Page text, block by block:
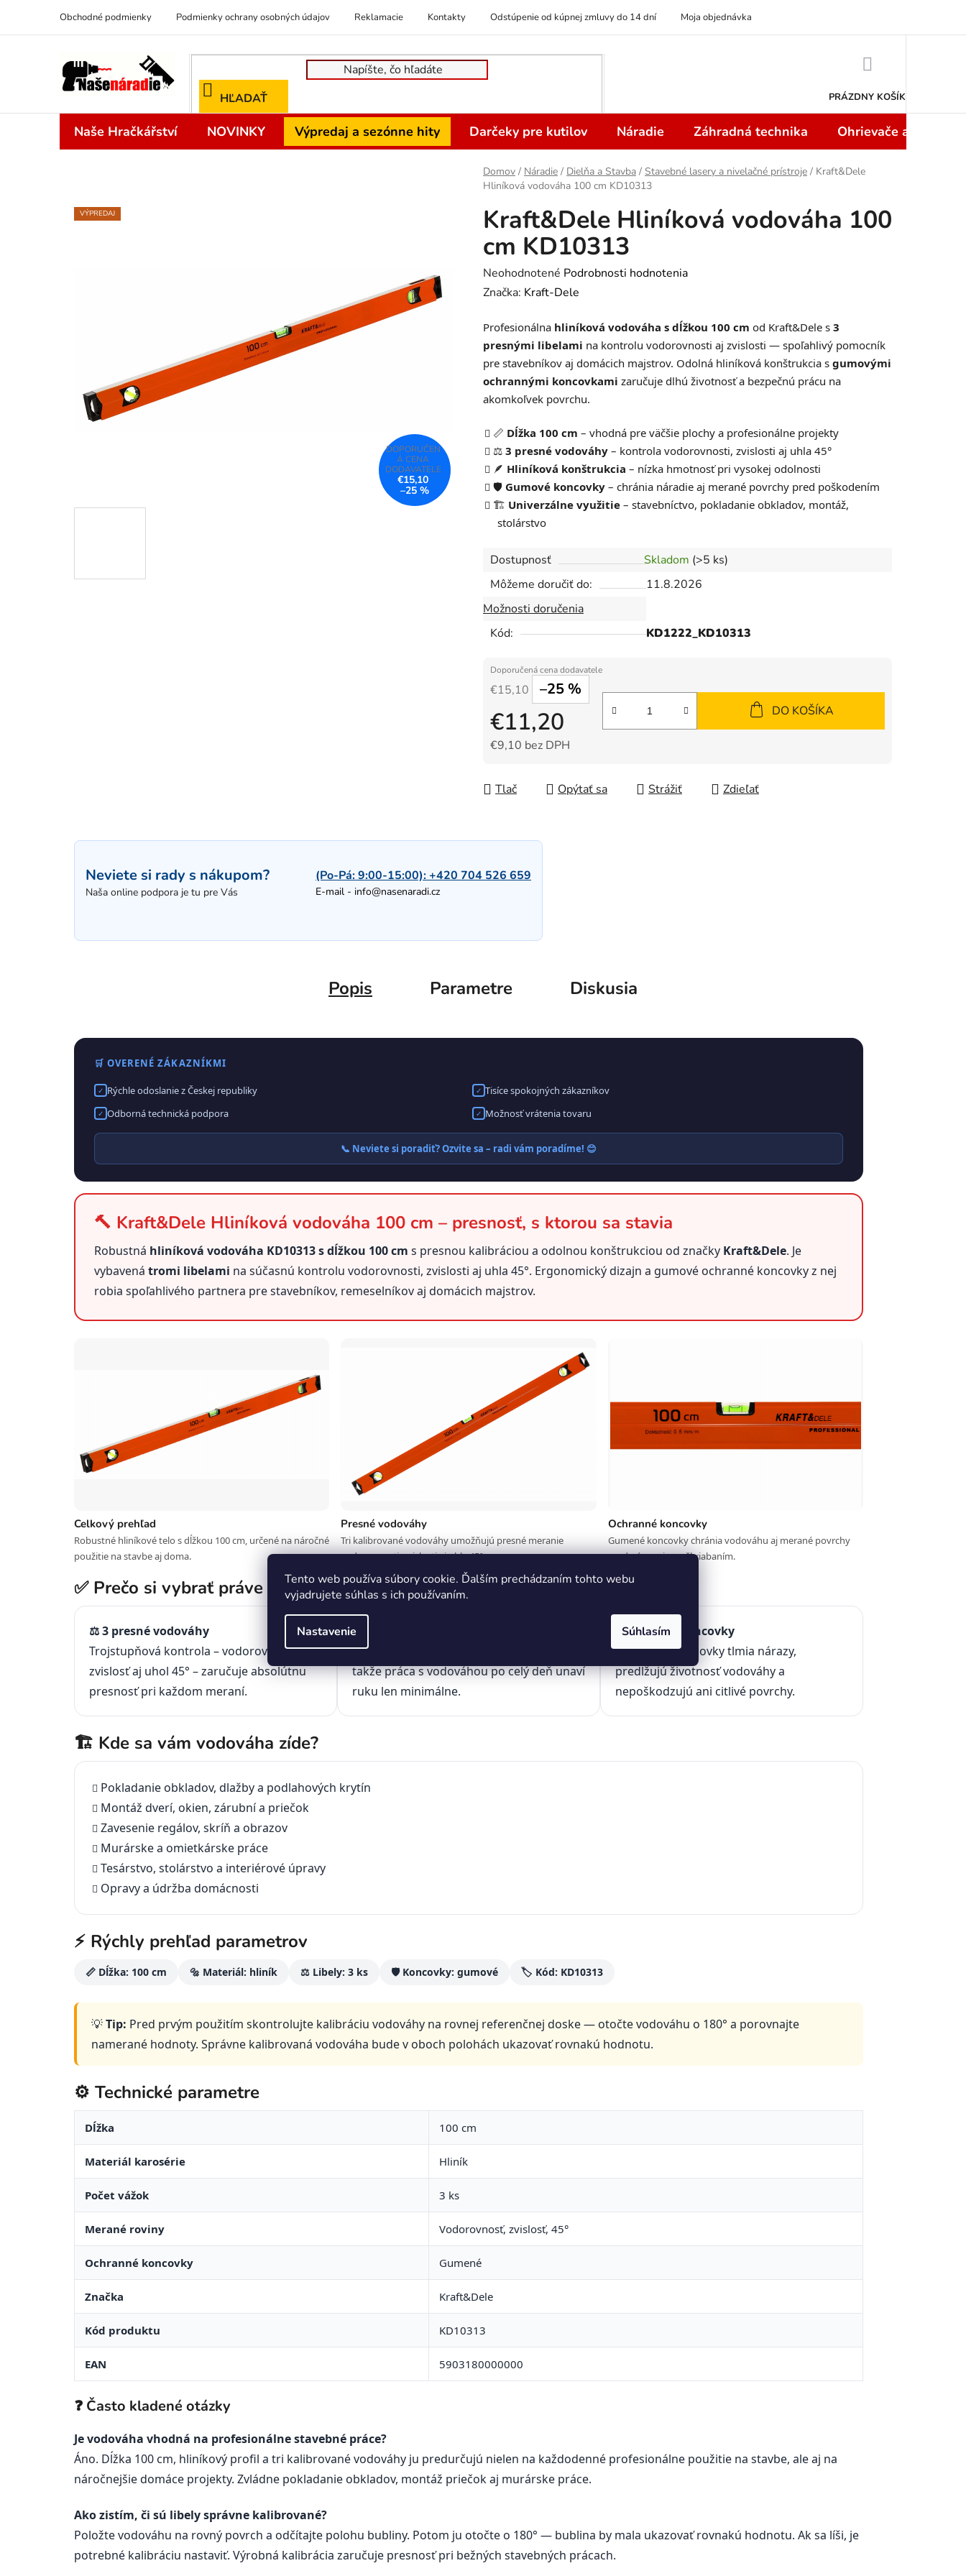
Tento web používa súbory cookie. Ďalším prechádzaním tohto webu
vyjadrujete súhlas s ich používaním.
Nastavenie Súhlasím
obsah
Obchodné podmienky Podmienky ochrany osobných údajov Reklamacie Kontakty Odstúpenie od kúpnej zmluvy do 14 dní Moja objednávka
HĽADAŤ PRÁZDNY KOŠÍK
Naše Hračkářství NOVINKY Výpredaj a sezónne hity Darčeky pre kutilov Náradie Záhradná technika Ohrievače a
Domov / Náradie / Dielňa a Stavba / Stavebné lasery a nivelačné prístroje / Kraft&Dele
Hliníková vodováha 100 cm KD10313
Kraft&Dele Hliníková vodováha 100
cm KD10313
Priemerné
hodnotenie
je
0,0
z
5
hviezdičiek.
Neohodnotené Podrobnosti hodnotenia
Značka: Kraft-Dele
Profesionálna hliníková vodováha s dĺžkou 100 cm od Kraft&Dele s 3
presnými libelami na kontrolu vodorovnosti aj zvislosti — spoľahlivý pomocník
pre stavebníkov aj domácich majstrov. Odolná hliníková konštrukcia s gumovými
ochrannými koncovkami zaručuje dlhú životnosť a bezpečnú prácu na
akomkoľvek povrchu.
📏 Dĺžka 100 cm – vhodná pre väčšie plochy a profesionálne projekty
⚖️ 3 presné vodováhy – kontrola vodorovnosti, zvislosti aj uhla 45°
🪶 Hliníková konštrukcia – nízka hmotnosť pri vysokej odolnosti
🛡️ Gumové koncovky – chránia náradie aj merané povrchy pred poškodením
🏗️ Univerzálne využitie – stavebníctvo, pokladanie obkladov, montáž,
stolárstvo
Dostupnosť Skladom (>5 ks)
Môžeme doručiť do:
11.8.2026
Možnosti doručenia
Kód:
KD1222_KD10313
€15,10 –25 %
€11,20
€9,10 bez DPH
DO KOŠÍKA
Tlač Opýtať sa Strážiť Zdieľať
VÝPREDAJ
€15,10
–25 %
Neviete si rady s nákupom?
Naša online podpora je tu pre Vás
(Po-Pá: 9:00-15:00):+420 704 526 659
E-mail - info@nasenaradi.cz
Popis Parametre Diskusia
🛒 OVERENÉ ZÁKAZNÍKMI
✓ Rýchle odoslanie z Českej republiky ✓ Tisíce spokojných zákazníkov
✓ Odborná technická podpora ✓ Možnosť vrátenia tovaru
📞 Neviete si poradiť? Ozvite sa – radi vám poradíme! 😊
🔨 Kraft&Dele Hliníková vodováha 100 cm – presnosť, s ktorou sa stavia
Robustná hliníková vodováha KD10313 s dĺžkou 100 cm s presnou kalibráciou a odolnou konštrukciou od značky Kraft&Dele. Je
vybavená tromi libelami na súčasnú kontrolu vodorovnosti, zvislosti aj uhla 45°. Ergonomický dizajn a gumové ochranné koncovky z nej
robia spoľahlivého partnera pre stavebníkov, remeselníkov aj domácich majstrov.
Celkový prehľad
Robustné hliníkové telo s dĺžkou 100 cm, určené na náročné
použitie na stavbe aj doma.
Presné vodováhy
Tri kalibrované vodováhy umožňujú presné meranie
vodorovnosti, zvislosti aj uhla 45°.
Ochranné koncovky
Gumené koncovky chránia vodováhu aj merané povrchy
pred nárazmi a poškriabaním.
✅ Prečo si vybrať práve túto vodováhu?
⚖️ 3 presné vodováhy
Trojstupňová kontrola – vodorovnosť,
zvislosť aj uhol 45° – zaručuje absolútnu
presnosť pri každom meraní.
🪶 Ľahký hliník
Hliníkový profil je pevný a zároveň ľahký,
takže práca s vodováhou po celý deň unaví
ruku len minimálne.
🛡️ Gumové koncovky
Ochranné koncovky tlmia nárazy,
predlžujú životnosť vodováhy a
nepoškodzujú ani citlivé povrchy.
🏗 Kde sa vám vodováha zíde?
Pokladanie obkladov, dlažby a podlahových krytín
Montáž dverí, okien, zárubní a priečok
Zavesenie regálov, skríň a obrazov
Murárske a omietkárske práce
Tesárstvo, stolárstvo a interiérové úpravy
Opravy a údržba domácnosti
⚡ Rýchly prehľad parametrov
📏 Dĺžka: 100 cm 🔩 Materiál: hliník ⚖️ Libely: 3 ks 🛡️ Koncovky: gumové 🏷️ Kód: KD10313
💡Tip: Pred prvým použitím skontrolujte kalibráciu vodováhy na rovnej referenčnej doske — otočte vodováhu o 180° a porovnajte
namerané hodnoty. Správne kalibrovaná vodováha bude v oboch polohách ukazovať rovnakú hodnotu.
⚙️ Technické parametre
Dĺžka 100 cm
Materiál karosérie Hliník
Počet vážok 3 ks
Merané roviny Vodorovnosť, zvislosť, 45°
Ochranné koncovky Gumené
Značka Kraft&Dele
Kód produktu KD10313
EAN 5903180000000
❓ Často kladené otázky
Je vodováha vhodná na profesionálne stavebné práce?
Áno. Dĺžka 100 cm, hliníkový profil a tri kalibrované vodováhy ju predurčujú nielen na každodenné profesionálne použitie na stavbe, ale aj na
náročnejšie domáce projekty. Zvládne pokladanie obkladov, montáž priečok aj murárske práce.
Ako zistím, či sú libely správne kalibrované?
Položte vodováhu na rovný povrch a odčítajte polohu bubliny. Potom ju otočte o 180° — bublina by mala ukazovať rovnakú hodnotu. Ak sa líši, je
potrebné kalibráciu nastaviť. Výrobná kalibrácia zaručuje presnosť pri bežných stavebných prácach.